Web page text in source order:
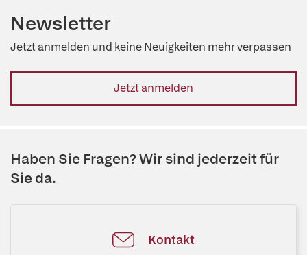
Newsletter
Jetzt anmelden und keine Neuigkeiten mehr verpassen
Jetzt anmelden
Haben Sie Fragen? Wir sind jederzeit für
Sie da.
Kontakt